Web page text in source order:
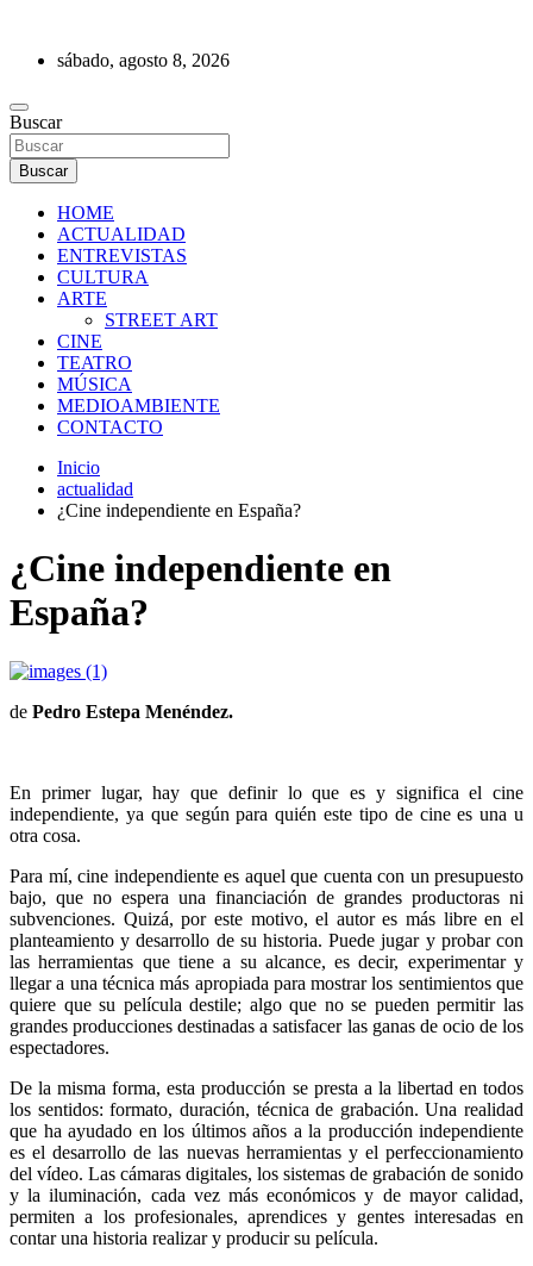
contenidosábado, agosto 8, 2026
REVISTA DE PRENSA
Buscar
Buscar
HOME
ACTUALIDAD
ENTREVISTAS
CULTURA
ARTE
STREET ART
CINE
TEATRO
MÚSICA
MEDIOAMBIENTE
CONTACTO
Inicio
actualidad
¿Cine independiente en España?
¿Cine independiente en
España?
de Pedro Estepa Menéndez.
En primer lugar, hay que definir lo que es y significa el cine
independiente, ya que según para quién este tipo de cine es una u
otra cosa.
Para mí, cine independiente es aquel que cuenta con un presupuesto
bajo, que no espera una financiación de grandes productoras ni
subvenciones. Quizá, por este motivo, el autor es más libre en el
planteamiento y desarrollo de su historia. Puede jugar y probar con
las herramientas que tiene a su alcance, es decir, experimentar y
llegar a una técnica más apropiada para mostrar los sentimientos que
quiere que su película destile; algo que no se pueden permitir las
grandes producciones destinadas a satisfacer las ganas de ocio de los
espectadores.
De la misma forma, esta producción se presta a la libertad en todos
los sentidos: formato, duración, técnica de grabación. Una realidad
que ha ayudado en los últimos años a la producción independiente
es el desarrollo de las nuevas herramientas y el perfeccionamiento
del vídeo. Las cámaras digitales, los sistemas de grabación de sonido
y la iluminación, cada vez más económicos y de mayor calidad,
permiten a los profesionales, aprendices y gentes interesadas en
contar una historia realizar y producir su película.